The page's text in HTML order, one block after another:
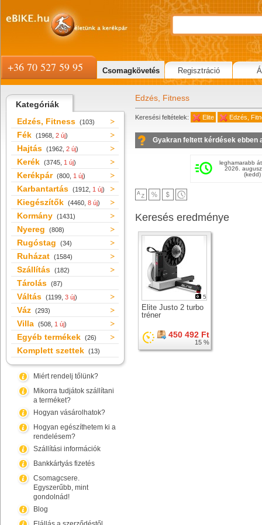
Kategóriák
Edzés, Fitness (103)
Fék (1968, 2 új)
Hajtás (1962, 2 új)
Kerék (3745, 1 új)
Kerékpár (800, 1 új)
Karbantartás (1912, 1 új)
Kiegészítők (4460, 8 új)
Kormány (1431)
Nyereg (808)
Rugóstag (34)
Ruházat (1584)
Szállítás (182)
Tárolás (87)
Váltás (1199, 3 új)
Váz (293)
Villa (508, 1 új)
Egyéb termékek (26)
Komplett szettek (13)
Miért rendelj tőlünk?
Mikorra tudjátok szállítani
a terméket?
Hogyan vásárolhatok?
Hogyan egészíthetem ki a
rendelésem?
Szállítási információk
Bankkártyás fizetés
Csomagcsere.
Egyszerűbb, mint
gondolnád!
Blog
Edzés, Fitness
Keresési feltételek: Elite Edzés,
Gyakran feltett kérdések ebben
leghamarabb
2026.
(kedd)
Keresés eredménye
5
Elite Justo 2 turbo
tréner
450 492 Ft
15 %
+36 70 527 59 95 Csomagkövetés Regisztráció